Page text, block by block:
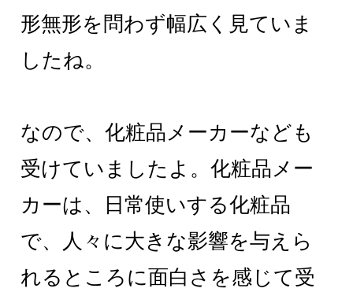
形無形を問わず幅広く見ていま
したね。
なので、化粧品メーカーなども
受けていましたよ。化粧品メー
カーは、日常使いする化粧品
で、人々に大きな影響を与えら
れるところに面白さを感じて受